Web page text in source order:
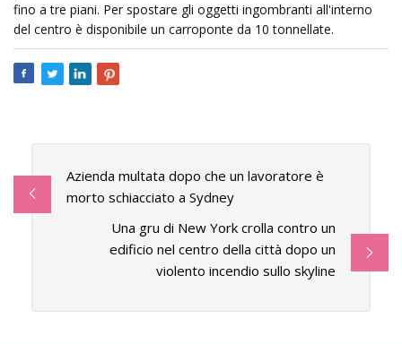
fino a tre piani. Per spostare gli oggetti ingombranti all'interno
del centro è disponibile un carroponte da 10 tonnellate.
Azienda multata dopo che un lavoratore è
morto schiacciato a Sydney
Una gru di New York crolla contro un
edificio nel centro della città dopo un
violento incendio sullo skyline